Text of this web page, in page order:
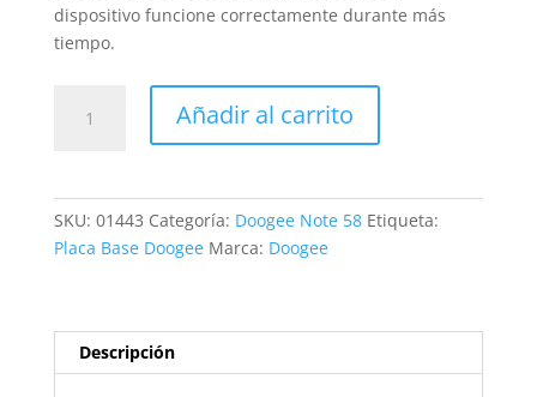
dispositivo funcione correctamente durante más
tiempo.
Doogee
Añadir al carrito
SKU: 01443 Categoría: Doogee Note 58 Etiqueta:
Placa Base Doogee Marca: Doogee
Descripción